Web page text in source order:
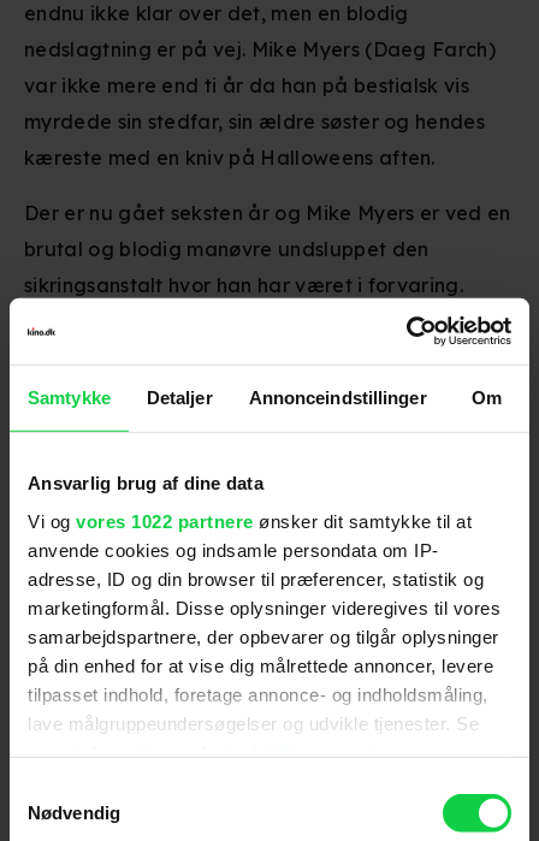
Samtykke Detaljer Annonceindstillinger Om
Ansvarlig brug af dine data
Vi og vores 1022 partnere ønsker dit samtykke til at
anvende cookies og indsamle persondata om IP-
adresse, ID og din browser til præferencer, statistik og
marketingformål. Disse oplysninger videregives til vores
samarbejdspartnere, der opbevarer og tilgår oplysninger
på din enhed for at vise dig målrettede annoncer, levere
tilpasset indhold, foretage annonce- og indholdsmåling,
lave målgruppeundersøgelser og udvikle tjenester. Se
tilbage eller ændre indstillinger fra vores
Nødvendig
Skuespillere Malcolm McDowell,
endnu ikke klar over det, men en blodig
nedslagtning er på vej. Mike Myers (Daeg Farch)
var ikke mere end ti år da han på bestialsk vis
myrdede sin stedfar, sin ældre søster og hendes
kæreste med en kniv på Halloweens aften.
Der er nu gået seksten år og Mike Myers er ved en
brutal og blodig manøvre undsluppet den
sikringsanstalt hvor han har været i forvaring.
Psykiateren Dr Sam Loomis (Malcolm McDowell)
uhæmmede ondskab og han er på sporet af den
maskeklædte dræber.
I Haddonfield ånder alt fred og idyl. Halloween
nærmer sig og Myers lillesøster Carrie (Scout
Taylor-Compton) skal på arbejde som babysitter.
Efterhånden som mørket sænker sig rykker den
maskeklædte ondskab nærmere. Nedslagtningen
kan begynde.
'Halloween' gik direkte ind som nr. 1 i USA.